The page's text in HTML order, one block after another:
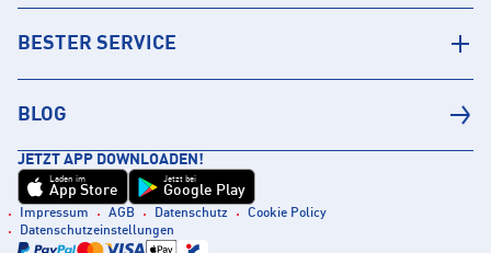
BESTER SERVICE
BLOG
JETZT APP DOWNLOADEN!
Laden im
App Store
Jetzt bei
Google Play
Impressum AGB Datenschutz
Cookie Policy
Datenschutzeinstellungen